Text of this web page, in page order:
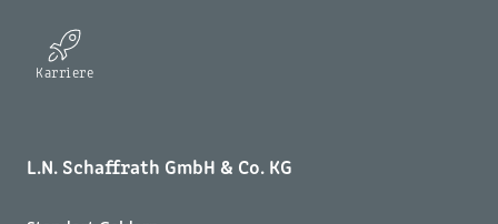
Karriere
L.N. Schaffrath GmbH & Co. KG